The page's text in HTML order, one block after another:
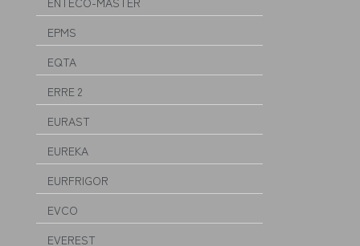
EPMS
EQTA
ERRE 2
EURAST
EUREKA
EURFRIGOR
EVCO
EVEREST